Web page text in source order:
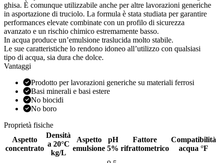
ghisa. È comunque utilizzabile anche per altre lavorazioni generiche
in asportazione di truciolo. La formula è stata studiata per garantire
performances elevate combinate con un profilo di sicurezza
avanzato e un rischio chimico estremamente basso.
In acqua produce un’emulsione traslucida molto stabile.
Le sue caratteristiche lo rendono idoneo all’utilizzo con qualsiasi
tipo di acqua, sia dura che dolce.
Vantaggi
Prodotto per lavorazioni generiche su materiali ferrosi
Basi minerali e basi estere
No biocidi
No boro
Proprietà fisiche
Aspetto
concentrato
Densità
a 20°C
kg/L
Aspetto
emulsione
pH
5%
Fattore
rifrattometrico
Compatibilità
acqua °F